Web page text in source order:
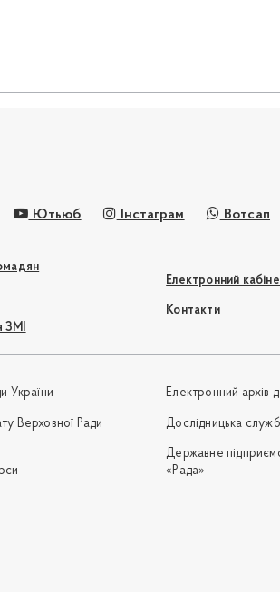
Ютьюб Інстаграм Вотсап
ЗМІ
Електронний
Контакти
України
Верховної Ради
Електронний архів
Дослідницька
Державне
«Рада»